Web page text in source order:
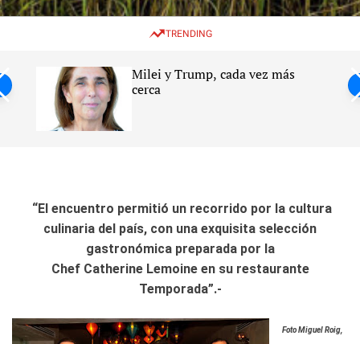
w
c
e
e
TRENDING
Milei y Trump, cada vez más
cerca
“El encuentro permitió un recorrido por la cultura
culinaria del país, con una exquisita selección
gastronómica preparada por la
Chef Catherine Lemoine en su restaurante
Temporada”.-
Foto Miguel Roig,